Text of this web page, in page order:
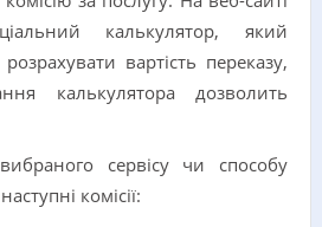
калькулятор, який
вартість переказу,
калькулятора дозволить
сервісу чи способу
комісії: